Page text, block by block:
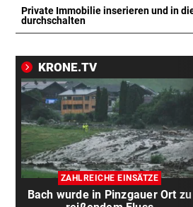
F1-Boss verrät: Es wird mehr
Sprintrennen geben
FREISPRÜCHE REGEN AUF
Katzentöter-Anwalt: „Nie so
Hass begegnet“
TRUMP DROHT: vor 7
Lange Haftstrafen für
über Waffenengpässe
CONFERENCE LEAGUE vor
Private Immobilie inserieren und in
durchschalten
in neuem Tab öffnen
KRONE.TV
ZAHLREICHE EINSÄTZE
Bach wurde in Pinzgauer Ort zu